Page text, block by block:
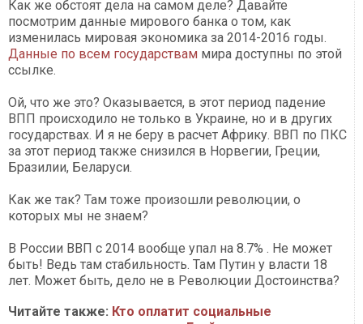
Как же обстоят дела на самом деле? Давайте
посмотрим данные мирового банка о том, как
изменилась мировая экономика за 2014-2016 годы.
Данные по всем государствам мира доступны по этой
ссылке.
Ой, что же это? Оказывается, в этот период падение
ВПП происходило не только в Украине, но и в других
государствах. И я не беру в расчет Африку. ВВП по ПКС
за этот период также снизился в Норвегии, Греции,
Бразилии, Беларуси.
Как же так? Там тоже произошли революции, о
которых мы не знаем?
В России ВВП с 2014 вообще упал на 8.7% . Не может
быть! Ведь там стабильность. Там Путин у власти 18
лет. Может быть, дело не в Революции Достоинства?
Читайте также: Кто оплатит социальные